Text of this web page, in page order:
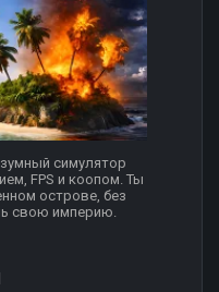
симулятор
FPS и коопом. Ты
острове, без
свою империю.